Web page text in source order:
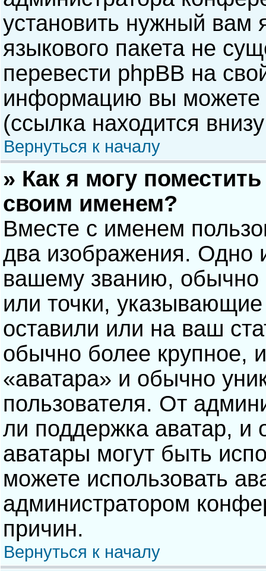
установить нужный вам
языкового пакета не
перевести phpBB на
информацию вы можете
(ссылка находится
Вернуться к началу
» Как я могу
своим именем?
Вместе с именем
два изображения. Одно
вашему званию, обычно
или точки,
оставили или на ваш
обычно более крупное,
«аватара» и обычно
пользователя. От
ли поддержка аватар, и
аватары могут быть
можете использовать
администратором
причин.
Вернуться к началу